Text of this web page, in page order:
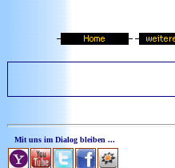
Mit uns im Dialog bleiben ...